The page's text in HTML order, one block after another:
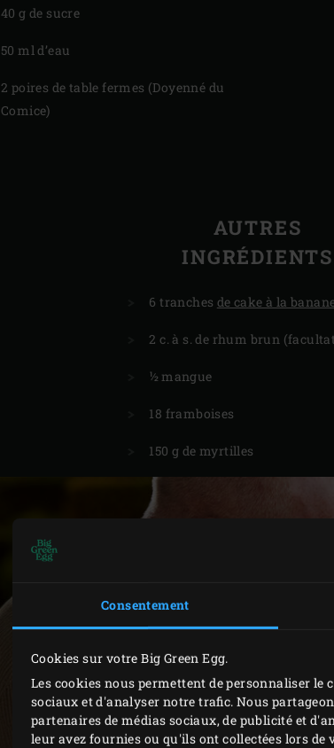
Consentement
Cookies sur votre Big Green Egg.
Les cookies nous permettent de personnaliser
sociaux et d'analyser notre trafic. Nous
partenaires de médias sociaux, de publicité et
leur avez fournies ou qu'ils ont collectées lors
40 g de sucre
50 ml d’eau
2 poires de table fermes (Doyenné du
Comice)
AUTRES
INGRÉDIENTS
6 tranches de cake à la
2 c. à s. de rhum brun
½ mangue
18 framboises
150 g de myrtilles